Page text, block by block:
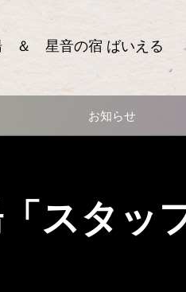
＆ 星音の宿 ばいえる
お知らせ
スタッ